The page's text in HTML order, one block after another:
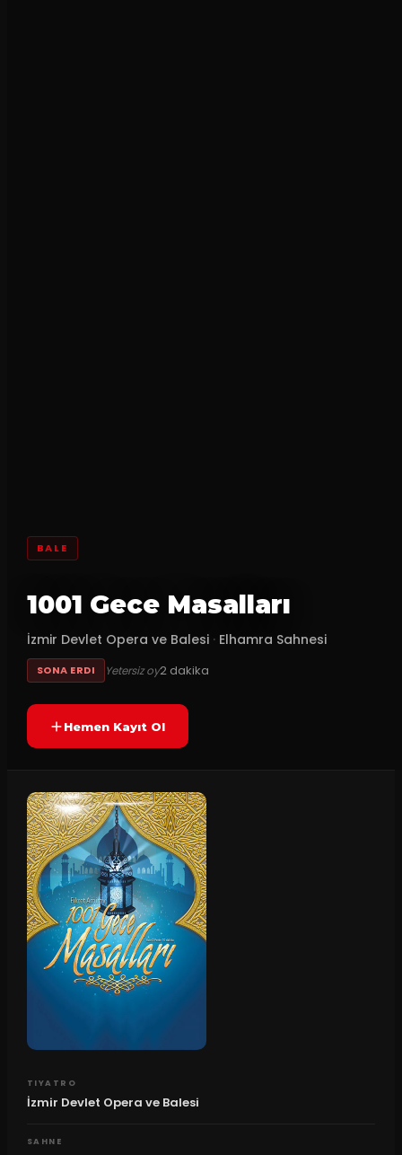
BALE
1001 Gece Masalları
İzmir Devlet Opera ve Balesi · Elhamra Sahnesi
SONA ERDI Yetersiz oy2 dakika
Hemen Kayıt Ol
TIYATRO
İzmir Devlet Opera ve Balesi
SAHNE